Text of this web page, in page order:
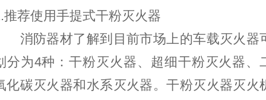
推荐使用手提式干粉灭火器
防器材了解到目前市场上的车载灭火器
分为4种：干粉灭火器、超细干粉灭火器、
化碳灭火器和水系灭火器。干粉灭火器灭火